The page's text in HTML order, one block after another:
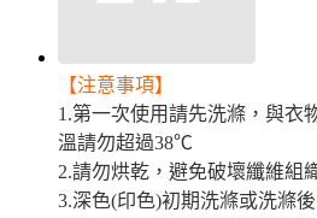
【注意事項】
1.第一次使用請先洗滌，與衣
溫請勿超過38℃
2.請勿烘乾，避免破壞纖維組
3.深色(印色)初期洗滌或洗滌